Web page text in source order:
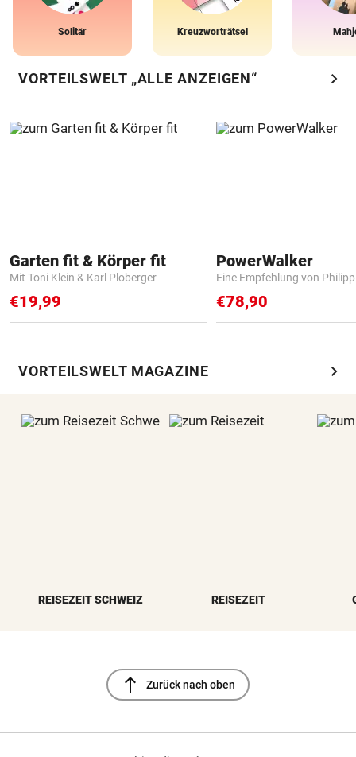
Solitär Kreuzworträtsel
VORTEILSWELT „ALLE ANZEIGEN“ chevron_right
Garten fit & Körper fit
Mit Toni Klein & Karl Ploberger
€19,99
PowerWalker
Eine Empfehlung von
€78,90
VORTEILSWELT MAGAZINE chevron_right
REISEZEIT SCHWEIZ REISEZEIT
north Zurück nach oben